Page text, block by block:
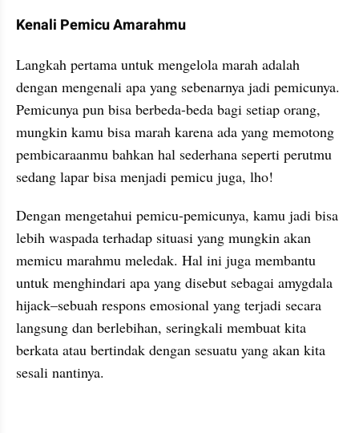
Kenali Pemicu Amarahmu
Langkah pertama untuk mengelola marah adalah
dengan mengenali apa yang sebenarnya jadi pemicunya.
Pemicunya pun bisa berbeda-beda bagi setiap orang,
mungkin kamu bisa marah karena ada yang memotong
pembicaraanmu bahkan hal sederhana seperti perutmu
sedang lapar bisa menjadi pemicu juga, lho!
Dengan mengetahui pemicu-pemicunya, kamu jadi bisa
lebih waspada terhadap situasi yang mungkin akan
memicu marahmu meledak. Hal ini juga membantu
untuk menghindari apa yang disebut sebagai amygdala
hijack–sebuah respons emosional yang terjadi secara
langsung dan berlebihan, seringkali membuat kita
berkata atau bertindak dengan sesuatu yang akan kita
sesali nantinya.